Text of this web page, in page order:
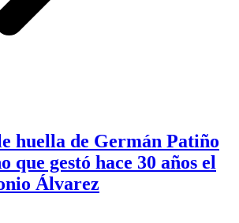
huella de Germán Patiño
que gestó hace 30 años el
Álvarez